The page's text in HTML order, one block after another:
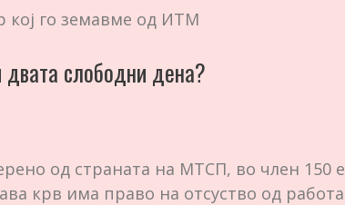
кој го земавме од ИТМ
двата слободни дена?
од страната на МТСП, во член 150 е
крв има право на отсуство од работа